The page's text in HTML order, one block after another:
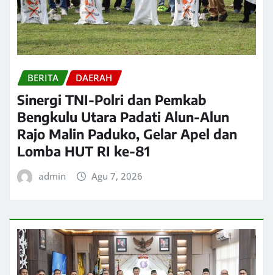
BERITA DAERAH
Sinergi TNI-Polri dan Pemkab
Bengkulu Utara Padati Alun-Alun
Rajo Malin Paduko, Gelar Apel dan
Lomba HUT RI ke-81
admin Agu 7, 2026